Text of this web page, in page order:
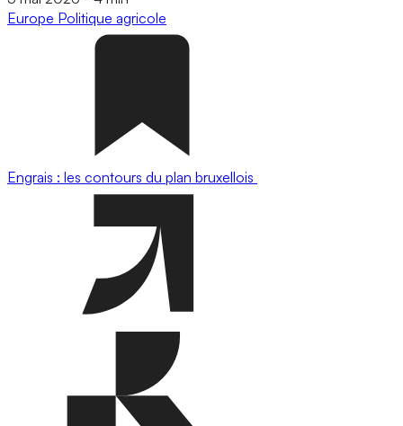
Europe Politique agricole
Engrais : les contours du plan bruxellois